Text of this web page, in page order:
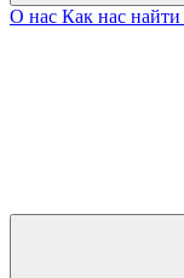
О нас Как нас найти